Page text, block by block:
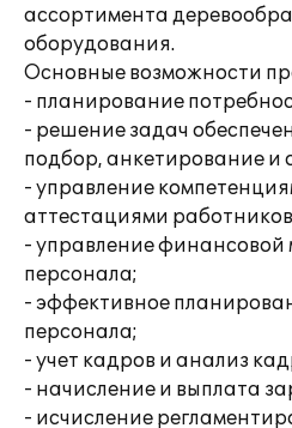
ассортимента
оборудования.
Основные возможности
- планирование
- решение задач
подбор, анкетирование и
- управление
аттестациями
- управление финансовой
персонала;
- эффективное
персонала;
- учет кадров и анализ
- начисление и выплата
- исчисление